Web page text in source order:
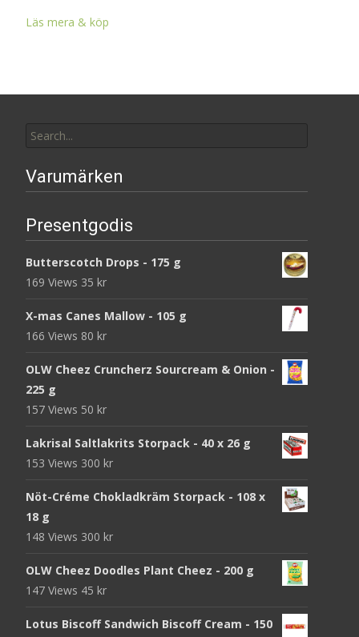
Läs mera & köp
for:
Varumärken
Presentgodis
Butterscotch Drops - 175 g
169 Views 35 kr
X-mas Canes Mallow - 105 g
166 Views 80 kr
OLW Cheez Cruncherz Sourcream & Onion -
225 g
157 Views 50 kr
Lakrisal Saltlakrits Storpack - 40 x 26 g
153 Views 300 kr
Nöt-Créme Chokladkräm Storpack - 108 x
18 g
148 Views 300 kr
OLW Cheez Doodles Plant Cheez - 200 g
147 Views 45 kr
Lotus Biscoff Sandwich Biscoff Cream - 150